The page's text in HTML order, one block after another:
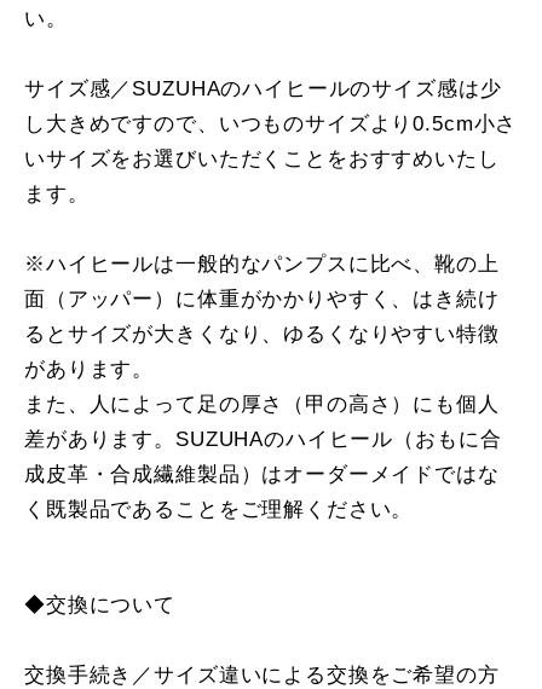
い。
サイズ感／SUZUHAのハイヒールのサイズ感は少
し大きめですので、いつものサイズより0.5cm小さ
いサイズをお選びいただくことをおすすめいたし
ます。
※ハイヒールは一般的なパンプスに比べ、靴の上
面（アッパー）に体重がかかりやすく、はき続け
るとサイズが大きくなり、ゆるくなりやすい特徴
があります。
また、人によって足の厚さ（甲の高さ）にも個人
差があります。SUZUHAのハイヒール（おもに合
成皮革・合成繊維製品）はオーダーメイドではな
く既製品であることをご理解ください。
◆交換について
交換手続き／サイズ違いによる交換をご希望の方